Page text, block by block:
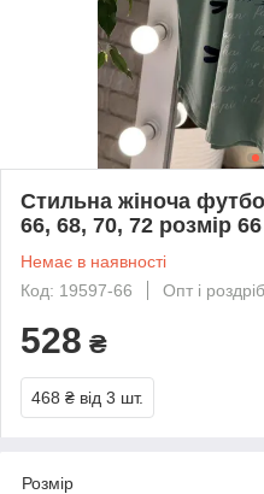
Стильна жіноча
66, 68, 70, 72 розмір 66
Немає в наявності
Код: 19597-66
Опт і роздріб
528 ₴
468 ₴ від 3 шт.
Розмір